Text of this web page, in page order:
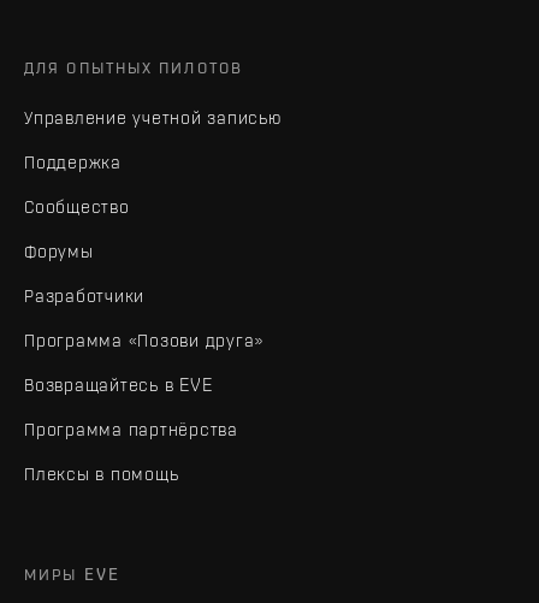
ДЛЯ ОПЫТНЫХ ПИЛОТОВ
Управление учетной записью
Поддержка
Сообщество
Форумы
Разработчики
Программа «Позови друга»
Возвращайтесь в EVE
Программа партнёрства
Плексы в помощь
МИРЫ EVE